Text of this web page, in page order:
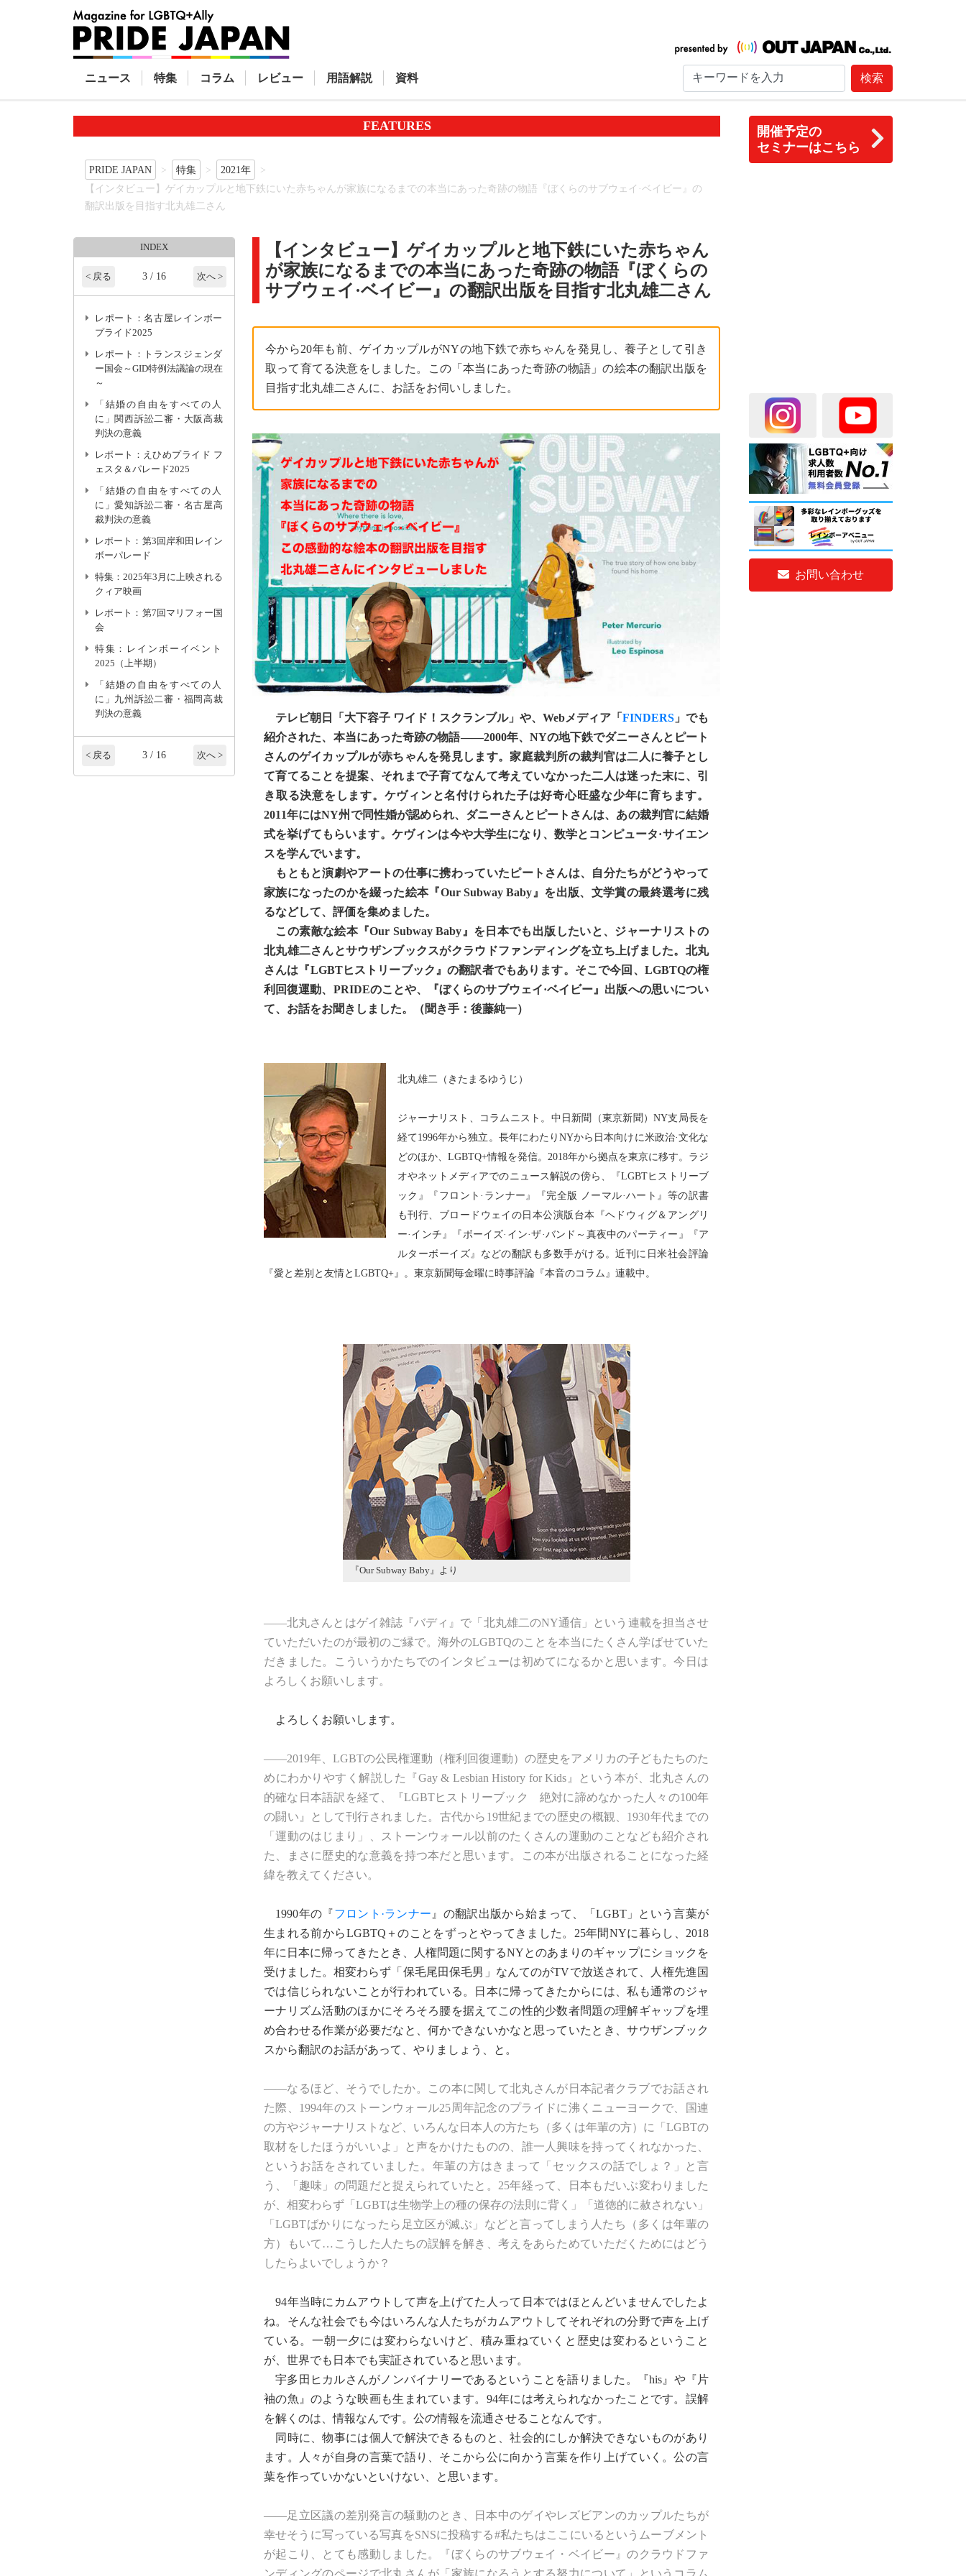
ニュース 特集 コラム レビュー 用語解説 資料 検索
開催予定の
セミナーはこちら
お問い合わせ
FEATURES
PRIDE JAPAN 特集
2021年
【インタビュー】ゲイカップルと地下鉄にいた赤ちゃんが家族になるまでの本当にあった奇跡の物語『ぼくらのサブウェイ·ベイビー』の
翻訳出版を目指す北丸雄二さん
【インタビュー】ゲイカップルと地下鉄にいた赤ちゃん
が家族になるまでの本当にあった奇跡の物語『ぼくらの
サブウェイ·ベイビー』の翻訳出版を目指す北丸雄二さん
今から20年も前、ゲイカップルがNYの地下鉄で赤ちゃんを発見し、養子として引き
取って育てる決意をしました。この「本当にあった奇跡の物語」の絵本の翻訳出版を
目指す北丸雄二さんに、お話をお伺いしました。
テレビ朝日「大下容子 ワイド！スクランブル」や、Webメディア「 FINDERS 」でも
紹介された、本当にあった奇跡の物語――2000年、NYの地下鉄でダニーさんとピート
さんのゲイカップルが赤ちゃんを発見します。家庭裁判所の裁判官は二人に養子とし
て育てることを提案、それまで子育てなんて考えていなかった二人は迷った末に、引
き取る決意をします。ケヴィンと名付けられた子は好奇心旺盛な少年に育ちます。
2011年にはNY州で同性婚が認められ、ダニーさんとピートさんは、あの裁判官に結婚
式を挙げてもらいます。ケヴィンは今や大学生になり、数学とコンピュータ·サイエン
スを学んでいます。
もともと演劇やアートの仕事に携わっていたピートさんは、自分たちがどうやって
家族になったのかを綴った絵本『Our Subway Baby』を出版、文学賞の最終選考に残
るなどして、評価を集めました。
この素敵な絵本『Our Subway Baby』を日本でも出版したいと、ジャーナリストの
北丸雄二さんとサウザンブックスがクラウドファンディングを立ち上げました。北丸
さんは『LGBTヒストリーブック』の翻訳者でもあります。そこで今回、LGBTQの権
利回復運動、PRIDEのことや、『ぼくらのサブウェイ·ベイビー』出版への思いについ
て、お話をお聞きしました。（聞き手：後藤純一）
北丸雄二（きたまるゆうじ）
ジャーナリスト、コラムニスト。中日新聞（東京新聞）NY支局長を
経て1996年から独立。長年にわたりNYから日本向けに米政治·文化な
どのほか、LGBTQ+情報を発信。2018年から拠点を東京に移す。ラジ
オやネットメディアでのニュース解説の傍ら、『LGBTヒストリーブ
ック』『フロント·ランナー』『完全版 ノーマル·ハート』等の訳書
も刊行、ブロードウェイの日本公演版台本『ヘドウィグ＆アングリ
ー·インチ』『ボーイズ·イン·ザ·バンド～真夜中のパーティー』『ア
ルターボーイズ』などの翻訳も多数手がける。近刊に日米社会評論
『愛と差別と友情とLGBTQ+』。東京新聞毎金曜に時事評論『本音のコラム』連載中。
『Our Subway Baby』より
――北丸さんとはゲイ雑誌『バディ』で「北丸雄二のNY通信」という連載を担当させ
ていただいたのが最初のご縁で。海外のLGBTQのことを本当にたくさん学ばせていた
だきました。こういうかたちでのインタビューは初めてになるかと思います。今日は
よろしくお願いします。
よろしくお願いします。
――2019年、LGBTの公民権運動（権利回復運動）の歴史をアメリカの子どもたちのた
めにわかりやすく解説した『Gay & Lesbian History for Kids』という本が、北丸さんの
的確な日本語訳を経て、『LGBTヒストリーブック 絶対に諦めなかった人々の100年
の闘い』として刊行されました。古代から19世紀までの歴史の概観、1930年代までの
「運動のはじまり」、ストーンウォール以前のたくさんの運動のことなども紹介され
た、まさに歴史的な意義を持つ本だと思います。この本が出版されることになった経
緯を教えてください。
1990年の『フロント·ランナー 』の翻訳出版から始まって、「LGBT」という言葉が
生まれる前からLGBTQ＋のことをずっとやってきました。25年間NYに暮らし、2018
年に日本に帰ってきたとき、人権問題に関するNYとのあまりのギャップにショックを
受けました。相変わらず「保毛尾田保毛男」なんてのがTVで放送されて、人権先進国
では信じられないことが行われている。日本に帰ってきたからには、私も通常のジャ
ーナリズム活動のほかにそろそろ腰を据えてこの性的少数者問題の理解ギャップを埋
め合わせる作業が必要だなと、何かできないかなと思っていたとき、サウザンブック
スから翻訳のお話があって、やりましょう、と。
――なるほど、そうでしたか。この本に関して北丸さんが 日本記者クラブでお話され
た際、1994年のストーンウォール25周年記念のプライドに沸くニューヨークで、国連
の方やジャーナリストなど、いろんな日本人の方たち（多くは年輩の方）に「LGBTの
取材をしたほうがいいよ」と声をかけたものの、誰一人興味を持ってくれなかった、
というお話をされていました。年輩の方はきまって「セックスの話でしょ？」と言
う、「趣味」の問題だと捉えられていたと。25年経って、日本もだいぶ変わりました
が、相変わらず「LGBTは生物学上の種の保存の法則に背く」「道徳的に赦されない」
「LGBTばかりになったら足立区が滅ぶ」などと言ってしまう人たち（多くは年輩の
方）もいて…こうした人たちの誤解を解き、考えをあらためていただくためにはどう
したらよいでしょうか？
94年当時にカムアウトして声を上げてた人って日本ではほとんどいませんでしたよ
ね。そんな社会でも今はいろんな人たちがカムアウトしてそれぞれの分野で声を上げ
ている。一朝一夕には変わらないけど、積み重ねていくと歴史は変わるということ
が、世界でも日本でも実証されていると思います。
宇多田ヒカルさんがノンバイナリーであるということを語りました。『his』や『片
袖の魚』のような映画も生まれています。94年には考えられなかったことです。誤解
を解くのは、情報なんです。公の情報を流通させることなんです。
同時に、物事には個人で解決できるものと、社会的にしか解決できないものがあり
ます。人々が自身の言葉で語り、そこから公に向かう言葉を作り上げていく。公の言
葉を作っていかないといけない、と思います。
――足立区議の差別発言の騒動のとき、日本中のゲイやレズビアンのカップルたちが
幸せそうに写っている写真をSNSに投稿する#私たちはここにいる というムーブメント
が起こり、とても感動しました。
『ぼくらのサブウェイ・ベイビー』のクラウドファ
INDEX
< 戻る 3 / 16 次へ >
レポート：名古屋レインボー
プライド2025
レポート：トランスジェンダ
ー国会～GID特例法議論の現在
～
「結婚の自由をすべての人
に」関西訴訟二審・大阪高裁
判決の意義
レポート：えひめプライド フ
ェスタ＆パレード2025
「結婚の自由をすべての人
に」愛知訴訟二審・名古屋高
裁判決の意義
レポート：第3回岸和田レイン
ボーパレード
特集：2025年3月に上映される
クィア映画
レポート：第7回マリフォー国
会
特集：レインボーイベント
2025（上半期）
「結婚の自由をすべての人
に」九州訴訟二審・福岡高裁
判決の意義
< 戻る 3 / 16 次へ >